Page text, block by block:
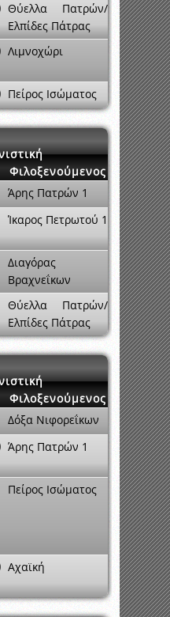
Θύελλα Πατρών/
Ελπίδες Πάτρας
Λιμνοχώρι
Πείρος Ισώματος
Φιλοξενούμενος
Άρης Πατρών 1
Ίκαρος Πετρωτού 1
Διαγόρας
Βραχνεΐκων
Θύελλα Πατρών/
Ελπίδες Πάτρας
Φιλοξενούμενος
Δόξα Νιφορεΐκων
Άρης Πατρών 1
Πείρος Ισώματος
Αχαϊκή